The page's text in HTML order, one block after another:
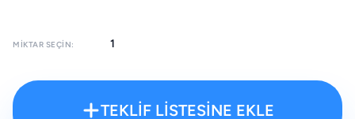
MIKTAR SEÇIN:
TEKLİF LİSTESİNE EKLE